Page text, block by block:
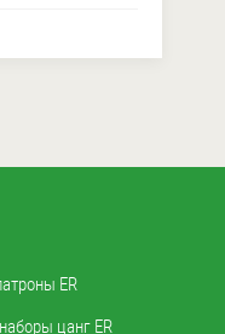
ER
цанг ER